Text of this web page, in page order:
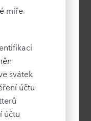
míře
svátek
účtu
účtu